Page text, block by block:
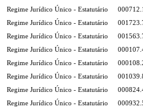
Regime Jurídico Único - Estatutário
Regime Jurídico Único - Estatutário
Regime Jurídico Único - Estatutário
Regime Jurídico Único - Estatutário
Regime Jurídico Único - Estatutário
Regime Jurídico Único - Estatutário
Regime Jurídico Único - Estatutário
Regime Jurídico Único - Estatutário